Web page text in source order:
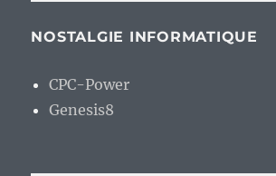
NOSTALGIE INFORMATIQUE
CPC-Power
Genesis8